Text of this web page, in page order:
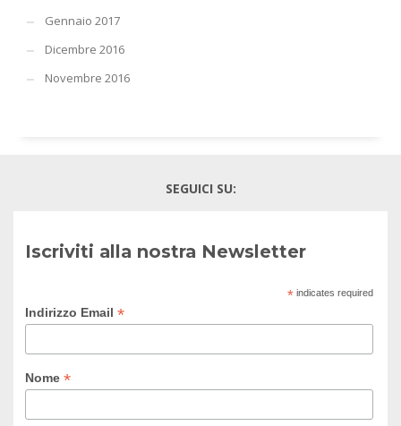
Gennaio 2017
Dicembre 2016
Novembre 2016
SEGUICI SU:
Iscriviti alla nostra Newsletter
*indicates required
Indirizzo Email *
Nome *